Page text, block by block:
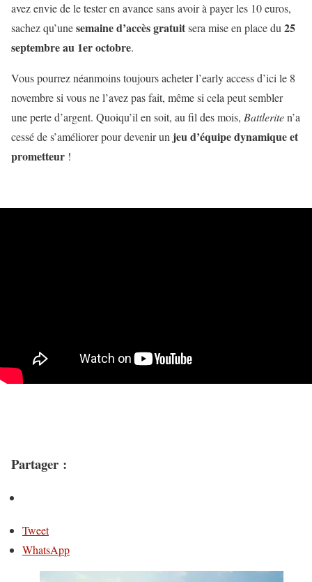
avez envie de le tester en avance sans avoir à payer les 10 euros,
sachez qu’unesemaine d’accès gratuitsera mise en place du 25
septembre au 1er octobre.
Vous pourrez néanmoins toujours acheter l’early access d’ici le 8
novembre si vous ne l’avez pas fait, même si cela peut sembler
une perte d’argent. Quoiqu’il en soit, au fil des mois, Battleriten’a
cessé de s’améliorer pour devenir un jeu d’équipe dynamique et
prometteur !
Partager :
Tweet
WhatsApp